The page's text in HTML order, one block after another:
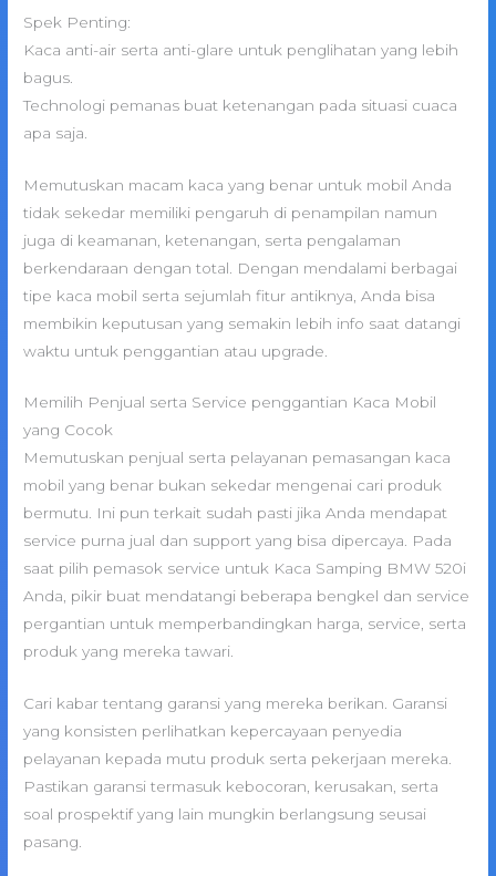
Spek Penting:
Kaca anti-air serta anti-glare untuk penglihatan yang lebih
bagus.
Technologi pemanas buat ketenangan pada situasi cuaca
apa saja.
Memutuskan macam kaca yang benar untuk mobil Anda
tidak sekedar memiliki pengaruh di penampilan namun
juga di keamanan, ketenangan, serta pengalaman
berkendaraan dengan total. Dengan mendalami berbagai
tipe kaca mobil serta sejumlah fitur antiknya, Anda bisa
membikin keputusan yang semakin lebih info saat datangi
waktu untuk penggantian atau upgrade.
Memilih Penjual serta Service penggantian Kaca Mobil
yang Cocok
Memutuskan penjual serta pelayanan pemasangan kaca
mobil yang benar bukan sekedar mengenai cari produk
bermutu. Ini pun terkait sudah pasti jika Anda mendapat
service purna jual dan support yang bisa dipercaya. Pada
saat pilih pemasok service untuk Kaca Samping BMW 520i
Anda, pikir buat mendatangi beberapa bengkel dan service
pergantian untuk memperbandingkan harga, service, serta
produk yang mereka tawari.
Cari kabar tentang garansi yang mereka berikan. Garansi
yang konsisten perlihatkan kepercayaan penyedia
pelayanan kepada mutu produk serta pekerjaan mereka.
Pastikan garansi termasuk kebocoran, kerusakan, serta
soal prospektif yang lain mungkin berlangsung seusai
pasang.